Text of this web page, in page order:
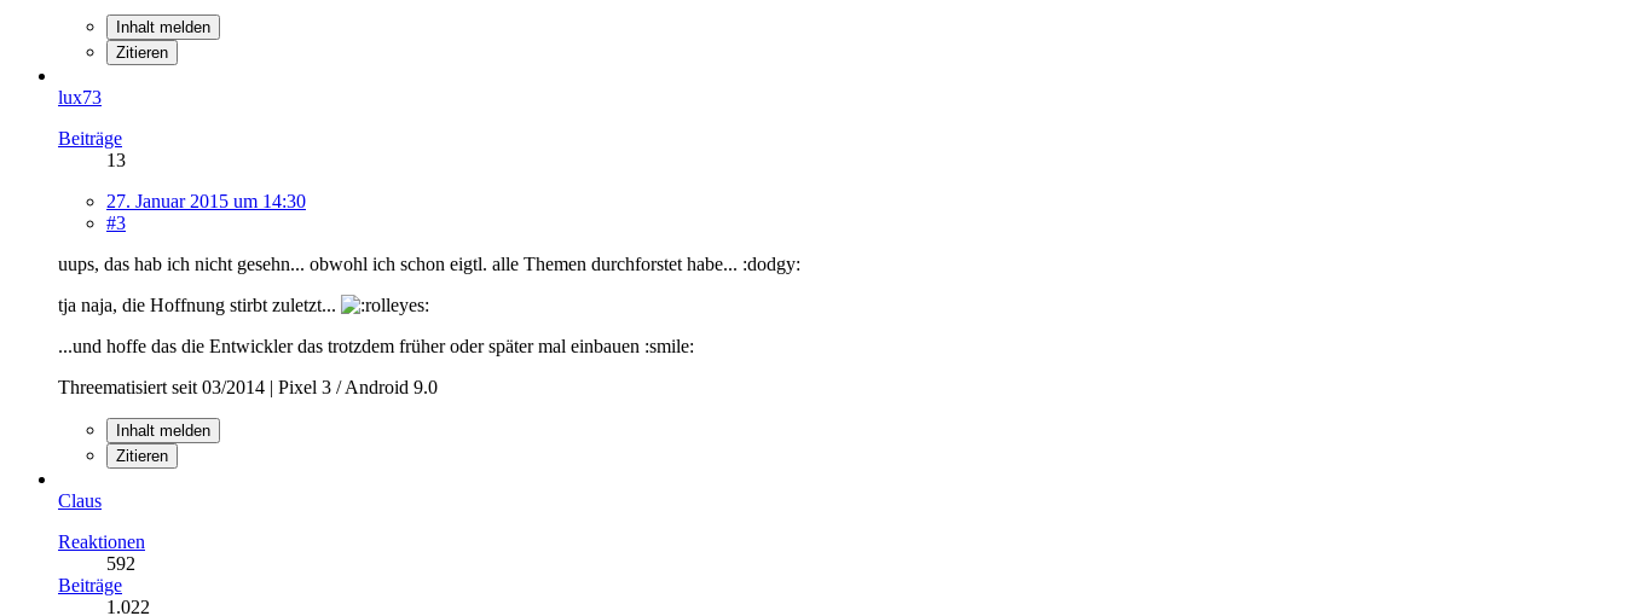
Inhalt melden
Zitieren
lux73
Beiträge
13
27. Januar 2015 um 14:30
#3
uups, das hab ich nicht gesehn... obwohl ich schon eigtl. alle Themen durchforstet habe... :dodgy:
tja naja, die Hoffnung stirbt zuletzt...
...und hoffe das die Entwickler das trotzdem früher oder später mal einbauen :smile:
Threematisiert seit 03/2014 | Pixel 3 / Android 9.0
Inhalt melden
Zitieren
Claus
Reaktionen
592
Beiträge
1.022